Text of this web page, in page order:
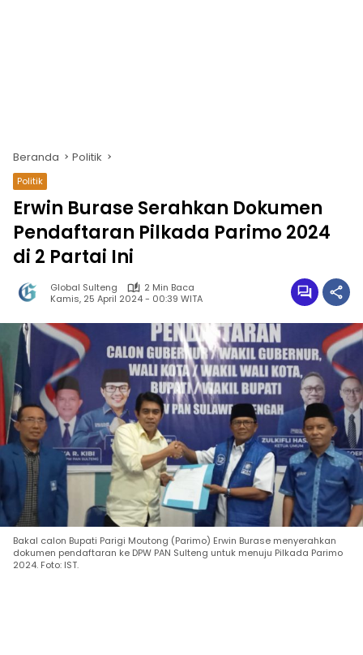
Beranda Politik
Politik
Erwin Burase Serahkan Dokumen
Pendaftaran Pilkada Parimo 2024
di 2 Partai Ini
Global Sulteng
2 Min Baca
Kamis, 25 April 2024 - 00:39 WITA
Bakal calon Bupati Parigi Moutong (Parimo) Erwin Burase menyerahkan
dokumen pendaftaran ke DPW PAN Sulteng untuk menuju Pilkada Parimo
2024. Foto: IST.